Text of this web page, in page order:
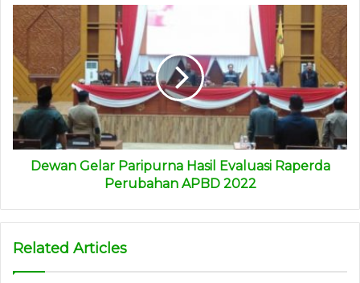
Dewan Gelar Paripurna Hasil Evaluasi Raperda
Perubahan APBD 2022
Related Articles